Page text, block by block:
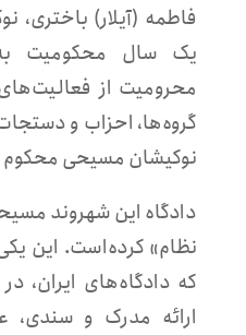
فاطمه (آیلار)
یک سال محکومیت
محرومیت از
گروه‌ها، احزاب و
نوکیشان مسیحی
دادگاه این شهروند
نظام» کرده‌است. این
که دادگاه‌های ایران،
ارائه مدرک و سندی،